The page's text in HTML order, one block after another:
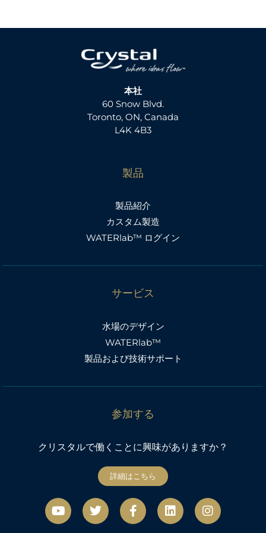
本社
60 Snow Blvd.
Toronto, ON, Canada
L4K 4B3
製品
製品紹介
カスタム製造
WATERlab™ ログイン
サービス
水場のデザイン
WATERlab™
製品および技術サポート
参加する
クリスタルで働くことに興味がありますか？
詳細はこちら
Y
o
u
ツ
イ
ッ
フ
ェ
イ
リ
ン
ク
イ
ン
ス